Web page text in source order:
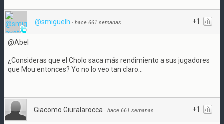
+1
@smiguelh · hace 661 semanas
@Abel
¿Consideras que el Cholo saca más rendimiento a sus jugadores
que Mou entonces? Yo no lo veo tan claro...
+1
Giacomo Giuralarocca · hace 661 semanas